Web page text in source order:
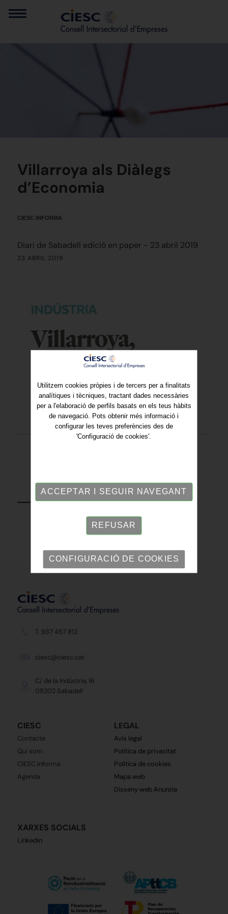
Villarroya als Diàlegs
d’Economia
CIESC INFORMA
Diari de Sabadell edició en paper - 23 abril 2019
23 ABRIL 2019
TORNAR
T. 937 457 812
ciesc@ciesc.cat
C/ de la Indústria, 16
08202 Sabadell
CIESC
Contacte
Qui som
CIESC Informa
Agenda
XARXES SOCIALS
Linkedin
LEGAL
Avís legal
Política de privacitat
Política de cookies
Mapa web
Disseny web Anunzia
Utilitzem cookies pròpies i de tercers per a finalitats
analítiques i tècniques, tractant dades necessàries
per a l'elaboració de perfils basats en els teus hàbits
de navegació. Pots obtenir més informació i
configurar les teves preferències des de
'Configuració de cookies'.
ACCEPTAR I SEGUIR NAVEGANT
REFUSAR
CONFIGURACIÓ DE COOKIES